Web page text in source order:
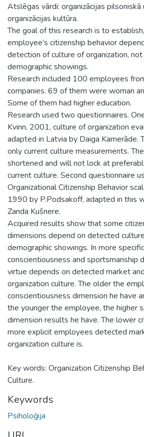
Atslēgas vārdi: organizācijas pilsoniskā
organizācijas kultūra.
The goal of this research is to
employee’s citizenship behavior
detection of culture of organization,
demographic showings.
Research included 100 employees
companies. 69 of them were woman
Some of them had higher education.
Research used two questionnaires.
Kvinn, 2001, culture of organization
adapted in Latvia by Daiga Kamerāde.
only current culture measurements.
shortened and will not lock at
current culture. Second questionnaire
Organizational Citizenship Behavior
1990 by P.Podsakoff, adapted in this
Zanda Kušnere.
Acquired results show that some
dimensions depend on detected
demographic showings. In more
conscientiousness and sportsmanship
virtue depends on detected market
organization culture. The older the
conscientiousness dimension he have
the younger the employee, the higher
dimension results he have. The lower
more explicit employees detected
organization culture is.
Key words: Organization Citizenship
Culture.
Keywords
Psiholoģija